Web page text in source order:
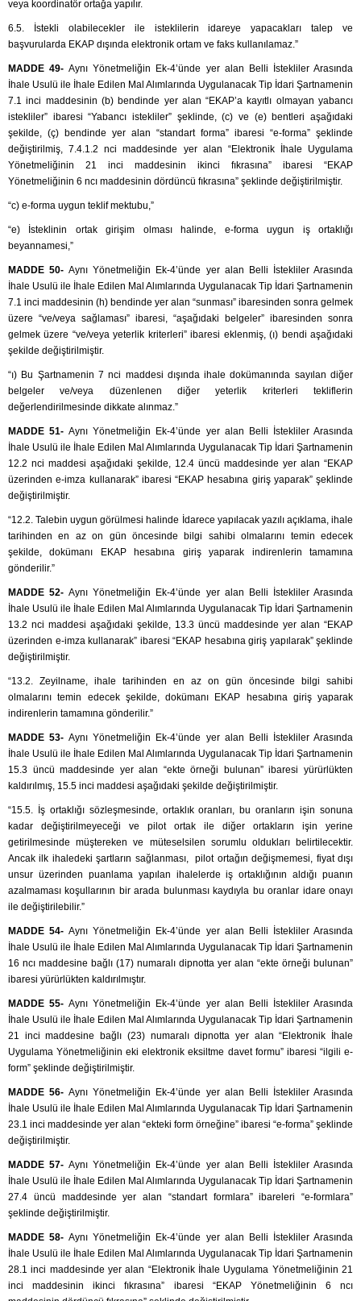
veya koordinatör ortağa yapılır.
6.5. İstekli olabilecekler ile isteklilerin idareye yapacakları talep ve
başvurularda EKAP dışında elektronik ortam ve faks kullanılamaz.”
MADDE 49-Aynı Yönetmeliğin Ek-4’ünde yer alan Belli İstekliler Arasında
İhale Usulü ile İhale Edilen Mal Alımlarında Uygulanacak Tip İdari Şartnamenin
7.1 inci maddesinin (b) bendinde yer alan “EKAP’a kayıtlı olmayan yabancı
istekliler” ibaresi “Yabancı istekliler” şeklinde, (c) ve (e) bentleri aşağıdaki
şekilde, (ç) bendinde yer alan “standart forma” ibaresi “e-forma” şeklinde
değiştirilmiş, 7.4.1.2 nci maddesinde yer alan “Elektronik İhale Uygulama
Yönetmeliğinin 21 inci maddesinin ikinci fıkrasına” ibaresi “EKAP
Yönetmeliğinin 6 ncı maddesinin dördüncü fıkrasına” şeklinde değiştirilmiştir.
“c) e-forma uygun teklif mektubu,”
“e) İsteklinin ortak girişim olması halinde, e-forma uygun iş ortaklığı
beyannamesi,”
MADDE 50-Aynı Yönetmeliğin Ek-4’ünde yer alan Belli İstekliler Arasında
İhale Usulü ile İhale Edilen Mal Alımlarında Uygulanacak Tip İdari Şartnamenin
7.1 inci maddesinin (h) bendinde yer alan “sunması” ibaresinden sonra gelmek
üzere “ve/veya sağlaması” ibaresi, “aşağıdaki belgeler” ibaresinden sonra
gelmek üzere “ve/veya yeterlik kriterleri” ibaresi eklenmiş, (ı) bendi aşağıdaki
şekilde değiştirilmiştir.
“ı) Bu Şartnamenin 7 nci maddesi dışında ihale dokümanında sayılan diğer
belgeler ve/veya düzenlenen diğer yeterlik kriterleri tekliflerin
değerlendirilmesinde dikkate alınmaz.”
MADDE 51-Aynı Yönetmeliğin Ek-4’ünde yer alan Belli İstekliler Arasında
İhale Usulü ile İhale Edilen Mal Alımlarında Uygulanacak Tip İdari Şartnamenin
12.2 nci maddesi aşağıdaki şekilde, 12.4 üncü maddesinde yer alan “EKAP
üzerinden e-imza kullanarak” ibaresi “EKAP hesabına giriş yaparak” şeklinde
değiştirilmiştir.
“12.2. Talebin uygun görülmesi halinde İdarece yapılacak yazılı açıklama, ihale
tarihinden en az on gün öncesinde bilgi sahibi olmalarını temin edecek
şekilde, dokümanı EKAP hesabına giriş yaparak indirenlerin tamamına
gönderilir.”
MADDE 52-Aynı Yönetmeliğin Ek-4’ünde yer alan Belli İstekliler Arasında
İhale Usulü ile İhale Edilen Mal Alımlarında Uygulanacak Tip İdari Şartnamenin
13.2 nci maddesi aşağıdaki şekilde, 13.3 üncü maddesinde yer alan “EKAP
üzerinden e-imza kullanarak” ibaresi “EKAP hesabına giriş yapılarak” şeklinde
değiştirilmiştir.
“13.2. Zeyilname, ihale tarihinden en az on gün öncesinde bilgi sahibi
olmalarını temin edecek şekilde, dokümanı EKAP hesabına giriş yaparak
indirenlerin tamamına gönderilir.”
MADDE 53-Aynı Yönetmeliğin Ek-4’ünde yer alan Belli İstekliler Arasında
İhale Usulü ile İhale Edilen Mal Alımlarında Uygulanacak Tip İdari Şartnamenin
15.3 üncü maddesinde yer alan “ekte örneği bulunan” ibaresi yürürlükten
kaldırılmış, 15.5 inci maddesi aşağıdaki şekilde değiştirilmiştir.
“15.5. İş ortaklığı sözleşmesinde, ortaklık oranları, bu oranların işin sonuna
kadar değiştirilmeyeceği ve pilot ortak ile diğer ortakların işin yerine
getirilmesinde müştereken ve müteselsilen sorumlu oldukları belirtilecektir.
Ancak ilk ihaledeki şartların sağlanması, pilot ortağın değişmemesi, fiyat dışı
unsur üzerinden puanlama yapılan ihalelerde iş ortaklığının aldığı puanın
azalmaması koşullarının bir arada bulunması kaydıyla bu oranlar idare onayı
ile değiştirilebilir.”
MADDE 54-Aynı Yönetmeliğin Ek-4’ünde yer alan Belli İstekliler Arasında
İhale Usulü ile İhale Edilen Mal Alımlarında Uygulanacak Tip İdari Şartnamenin
16 ncı maddesine bağlı (17) numaralı dipnotta yer alan “ekte örneği bulunan”
ibaresi yürürlükten kaldırılmıştır.
MADDE 55-Aynı Yönetmeliğin Ek-4’ünde yer alan Belli İstekliler Arasında
İhale Usulü ile İhale Edilen Mal Alımlarında Uygulanacak Tip İdari Şartnamenin
21 inci maddesine bağlı (23) numaralı dipnotta yer alan “Elektronik İhale
Uygulama Yönetmeliğinin eki elektronik eksiltme davet formu” ibaresi “ilgili e-
form” şeklinde değiştirilmiştir.
MADDE 56-Aynı Yönetmeliğin Ek-4’ünde yer alan Belli İstekliler Arasında
İhale Usulü ile İhale Edilen Mal Alımlarında Uygulanacak Tip İdari Şartnamenin
23.1 inci maddesinde yer alan “ekteki form örneğine” ibaresi “e-forma” şeklinde
değiştirilmiştir.
MADDE 57-Aynı Yönetmeliğin Ek-4’ünde yer alan Belli İstekliler Arasında
İhale Usulü ile İhale Edilen Mal Alımlarında Uygulanacak Tip İdari Şartnamenin
27.4 üncü maddesinde yer alan “standart formlara” ibareleri “e-formlara”
şeklinde değiştirilmiştir.
MADDE 58-Aynı Yönetmeliğin Ek-4’ünde yer alan Belli İstekliler Arasında
İhale Usulü ile İhale Edilen Mal Alımlarında Uygulanacak Tip İdari Şartnamenin
28.1 inci maddesinde yer alan “Elektronik İhale Uygulama Yönetmeliğinin 21
inci maddesinin ikinci fıkrasına” ibaresi “EKAP Yönetmeliğinin 6 ncı